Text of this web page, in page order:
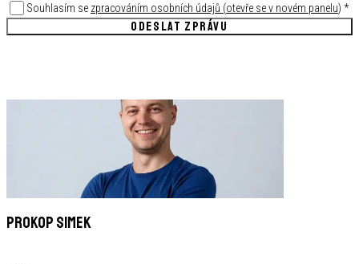
Souhlasím se zpracováním osobních údajů (otevře se v novém panelu) *
ODESLAT ZPRÁVU
Prokop Simek